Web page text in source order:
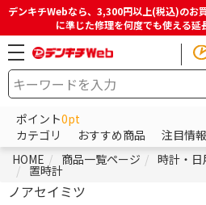
デンキチWebなら、3,300円以上(税込)のお
に準じた修理を何度でも使える延
ポイント0pt
カテゴリ
おすすめ商品 注目情報
HOME
商品一覧ページ 時計・
置時計
ノアセイミツ